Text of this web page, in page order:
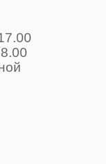
17.00
выходной